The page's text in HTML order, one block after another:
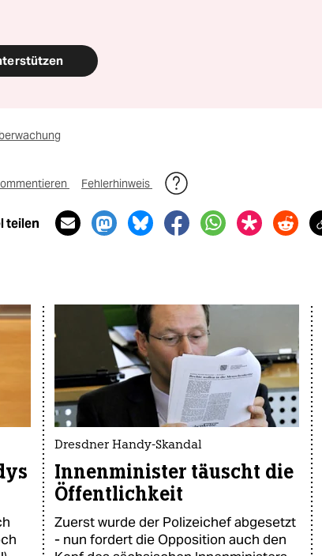
Fehlerhinweis
teilen
Dresdner Handy-Skandal
Innenminister täuscht die
Öffentlichkeit
Zuerst wurde der Polizeichef abgesetzt
- nun fordert die Opposition auch den